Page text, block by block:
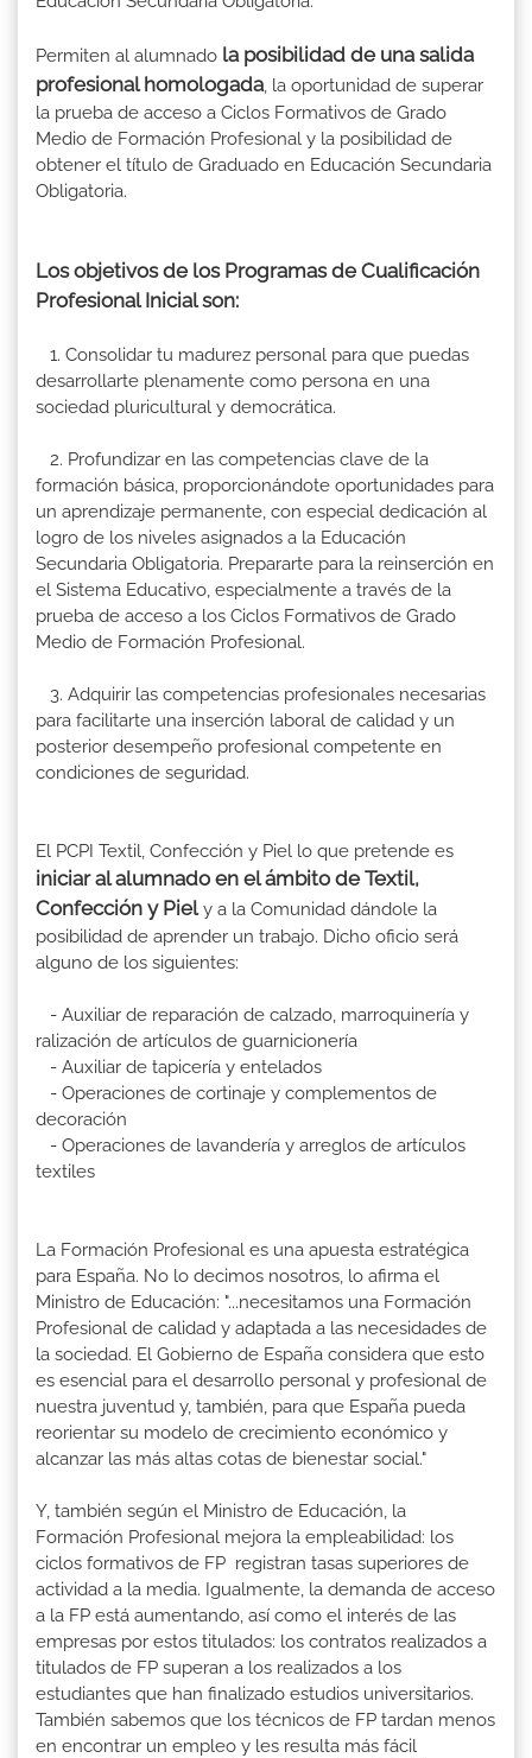
Permiten al alumnado la posibilidad de una salida
profesional homologada, la oportunidad de superar
la prueba de acceso a Ciclos Formativos de Grado
Medio de Formación Profesional y la posibilidad de
obtener el título de Graduado en Educación Secundaria
Obligatoria.
Los objetivos de los Programas de Cualificación
Profesional Inicial son:
1. Consolidar tu madurez personal para que puedas
desarrollarte plenamente como persona en una
sociedad pluricultural y democrática.
2. Profundizar en las competencias clave de la
formación básica, proporcionándote oportunidades para
un aprendizaje permanente, con especial dedicación al
logro de los niveles asignados a la Educación
Secundaria Obligatoria. Prepararte para la reinserción en
el Sistema Educativo, especialmente a través de la
prueba de acceso a los Ciclos Formativos de Grado
Medio de Formación Profesional.
3. Adquirir las competencias profesionales necesarias
para facilitarte una inserción laboral de calidad y un
posterior desempeño profesional competente en
condiciones de seguridad.
El PCPI Textil, Confección y Piel lo que pretende es
iniciar al alumnado en el ámbito de Textil,
Confección y Piely a la Comunidad dándole la
posibilidad de aprender un trabajo. Dicho oficio será
alguno de los siguientes:
- Auxiliar de reparación de calzado, marroquinería y
ralización de artículos de guarnicionería
- Auxiliar de tapicería y entelados
- Operaciones de cortinaje y complementos de
decoración
- Operaciones de lavandería y arreglos de artículos
textiles
La Formación Profesional es una apuesta estratégica
para España. No lo decimos nosotros, lo afirma el
Ministro de Educación: "...necesitamos una Formación
Profesional de calidad y adaptada a las necesidades de
la sociedad. El Gobierno de España considera que esto
es esencial para el desarrollo personal y profesional de
nuestra juventud y, también, para que España pueda
reorientar su modelo de crecimiento económico y
alcanzar las más altas cotas de bienestar social."
Y, también según el Ministro de Educación, la
Formación Profesional mejora la empleabilidad: los
ciclos formativos de FP registran tasas superiores de
actividad a la media. Igualmente, la demanda de acceso
a la FP está aumentando, así como el interés de las
empresas por estos titulados: los contratos realizados a
titulados de FP superan a los realizados a los
estudiantes que han finalizado estudios universitarios.
También sabemos que los técnicos de FP tardan menos
en encontrar un empleo y les resulta más fácil